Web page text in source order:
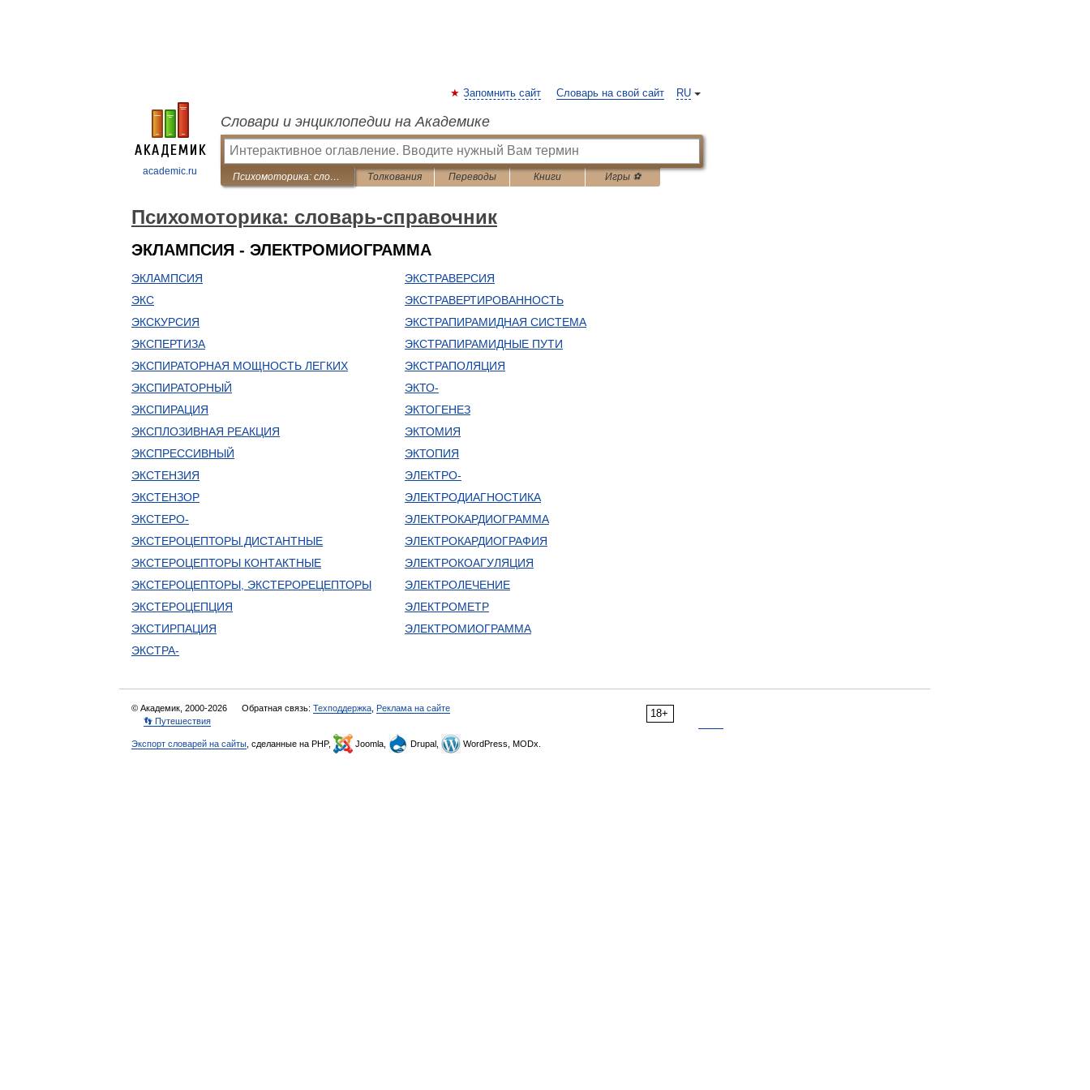
academic.ru
RU
Запомнить сайт Словарь на свой сайт
Словари и энциклопедии на Академике
Психомоторика: cловарь-справочник Толкования Переводы Книги Игры ⚽
Психомоторика: cловарь-справочник
ЭКЛАМПСИЯ - ЭЛЕКТРОМИОГРАММА
ЭКЛАМПСИЯ
ЭКС
ЭКСКУРСИЯ
ЭКСПЕРТИЗА
ЭКСПИРАТОРНАЯ МОЩНОСТЬ ЛЕГКИХ
ЭКСПИРАТОРНЫЙ
ЭКСПИРАЦИЯ
ЭКСПЛОЗИВНАЯ РЕАКЦИЯ
ЭКСПРЕССИВНЫЙ
ЭКСТЕНЗИЯ
ЭКСТЕНЗОР
ЭКСТЕРО-
ЭКСТЕРОЦЕПТОРЫ ДИСТАНТНЫЕ
ЭКСТЕРОЦЕПТОРЫ КОНТАКТНЫЕ
ЭКСТЕРОЦЕПТОРЫ, ЭКСТЕРОРЕЦЕПТОРЫ
ЭКСТЕРОЦЕПЦИЯ
ЭКСТИРПАЦИЯ
ЭКСТРА-
ЭКСТРАВЕРСИЯ
ЭКСТРАВЕРТИРОВАННОСТЬ
ЭКСТРАПИРАМИДНАЯ СИСТЕМА
ЭКСТРАПИРАМИДНЫЕ ПУТИ
ЭКСТРАПОЛЯЦИЯ
ЭКТО-
ЭКТОГЕНЕЗ
ЭКТОМИЯ
ЭКТОПИЯ
ЭЛЕКТРО-
ЭЛЕКТРОДИАГНОСТИКА
ЭЛЕКТРОКАРДИОГРАММА
ЭЛЕКТРОКАРДИОГРАФИЯ
ЭЛЕКТРОКОАГУЛЯЦИЯ
ЭЛЕКТРОЛЕЧЕНИЕ
ЭЛЕКТРОМЕТР
ЭЛЕКТРОМИОГРАММА
18+
© Академик, 2000-2026 Обратная связь: Техподдержка Реклама на сайте
👣 Путешествия
Экспорт словарей на сайты , сделанные на PHP, Joomla, Drupal, WordPress, MODx.